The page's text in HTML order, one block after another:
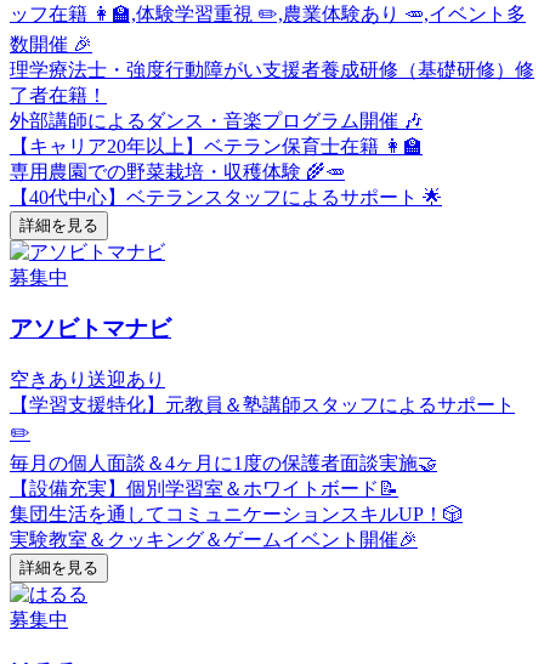
ッフ在籍 👩‍🏫,体験学習重視 ✏️,農業体験あり 🥕,イベント多
数開催 🎉
理学療法士・強度行動障がい支援者養成研修（基礎研修）修
了者在籍！
外部講師によるダンス・音楽プログラム開催 🎶
【キャリア20年以上】ベテラン保育士在籍 👩‍🏫
専用農園での野菜栽培・収穫体験 🌾🥕
【40代中心】ベテランスタッフによるサポート 🌟
詳細を見る
募集中
アソビトマナビ
空きあり 送迎あり
【学習支援特化】元教員＆塾講師スタッフによるサポート
✏️
毎月の個人面談＆4ヶ月に1度の保護者面談実施🤝
【設備充実】個別学習室＆ホワイトボード📝
集団生活を通してコミュニケーションスキルUP！🎲
実験教室＆クッキング＆ゲームイベント開催🎉
詳細を見る
募集中